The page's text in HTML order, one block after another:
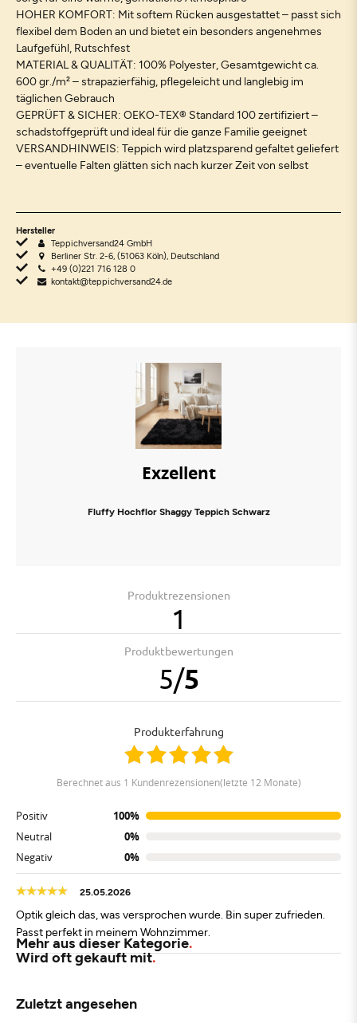
HOHER KOMFORT: Mit softem Rücken ausgestattet – passt sich
flexibel dem Boden an und bietet ein besonders angenehmes
Laufgefühl, Rutschfest
MATERIAL & QUALITÄT: 100% Polyester, Gesamtgewicht ca.
600 gr./m² – strapazierfähig, pflegeleicht und langlebig im
täglichen Gebrauch
GEPRÜFT & SICHER: OEKO-TEX® Standard 100 zertifiziert –
schadstoffgeprüft und ideal für die ganze Familie geeignet
VERSANDHINWEIS: Teppich wird platzsparend gefaltet geliefert
– eventuelle Falten glätten sich nach kurzer Zeit von selbst
Hersteller
Teppichversand24 GmbH
Berliner Str. 2-6, (51063 Köln), Deutschland
+49 (0)221 716 128 0
kontakt@teppichversand24.de
Exzellent
Fluffy Hochflor Shaggy Teppich Schwarz
Produktrezensionen
1
Produktbewertungen
5/5
Produkterfahrung
berechnet aus 1 Kundenrezensionen(letzte 12 Monate)
Positiv
100%
Neutral
0%
Negativ
0%
25.05.2026
Optik gleich das, was versprochen wurde. Bin super zufrieden.
Passt perfekt in meinem Wohnzimmer.
Mehr aus dieser Kategorie
Wird oft gekauft mit
Zuletzt angesehen